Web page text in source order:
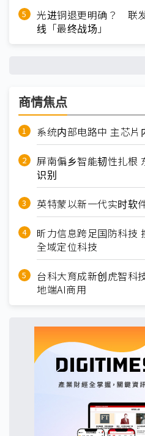
光进铜退更明确？ 联
线「最终战场」
商情焦点
系统内部电路中 主芯片
屏南偏乡智能韧性扎根
识别
英特蒙以新一代实时软
昕力信息跨足国防科技
全域定位科技
台科大育成新创虎智科
地端AI商用